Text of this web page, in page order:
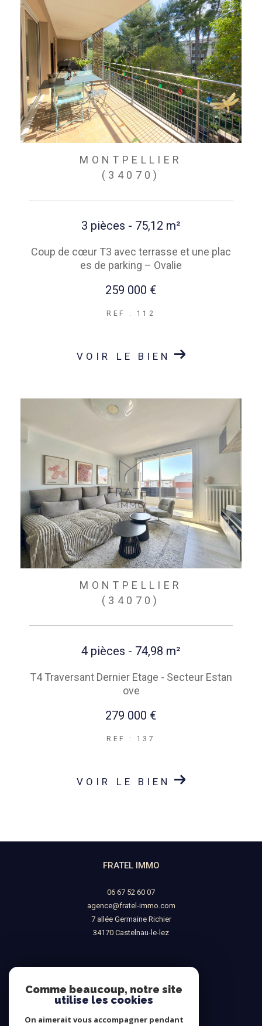
MONTPELLIER
(34070)
3 pièces - 75,12 m²
Coup de cœur T3 avec terrasse et une plac
es de parking – Ovalie
259 000 €
REF : 112
VOIR LE BIEN
MONTPELLIER
(34070)
4 pièces - 74,98 m²
T4 Traversant Dernier Etage - Secteur Estan
ove
279 000 €
REF : 137
VOIR LE BIEN
FRATEL IMMO
06 67 52 60 07
agence@fratel-immo.com
7 allée Germaine Richier
34170
castelnau-le-lez
Comme beaucoup, notre site
utilise les cookies
On aimerait vous accompagner pendant